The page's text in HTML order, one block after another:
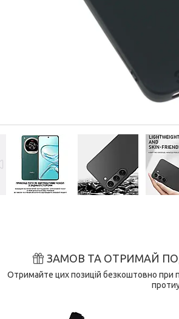
ЗАМОВ ТА ОТРИМАЙ
Отримайте цих позицій безкоштовно при